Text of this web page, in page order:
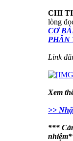
CHI
lòng
CƠ
PHÂN
Link
Xem
>>
***